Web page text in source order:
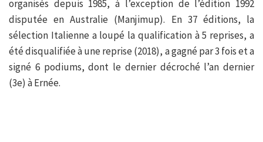
organisés depuis 1985, à l’exception de l’édition 1992
disputée en Australie (Manjimup). En 37 éditions, la
sélection Italienne a loupé la qualification à 5 reprises, a
été disqualifiée à une reprise (2018), a gagné par 3 fois et a
signé 6 podiums, dont le dernier décroché l’an dernier
(3e) à Ernée.